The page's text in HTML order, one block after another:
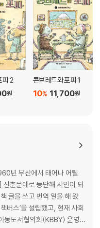
피 2
원
콘브레드와 포피 1
11,700원
10%
년 부산에서 태어나 어릴
춘문예로 등단해 시인이 되
글을 쓰고 번역 일을 해 왔
버스’를 설립했고, 현재 사회
동도서협의회(KBBY) 운영